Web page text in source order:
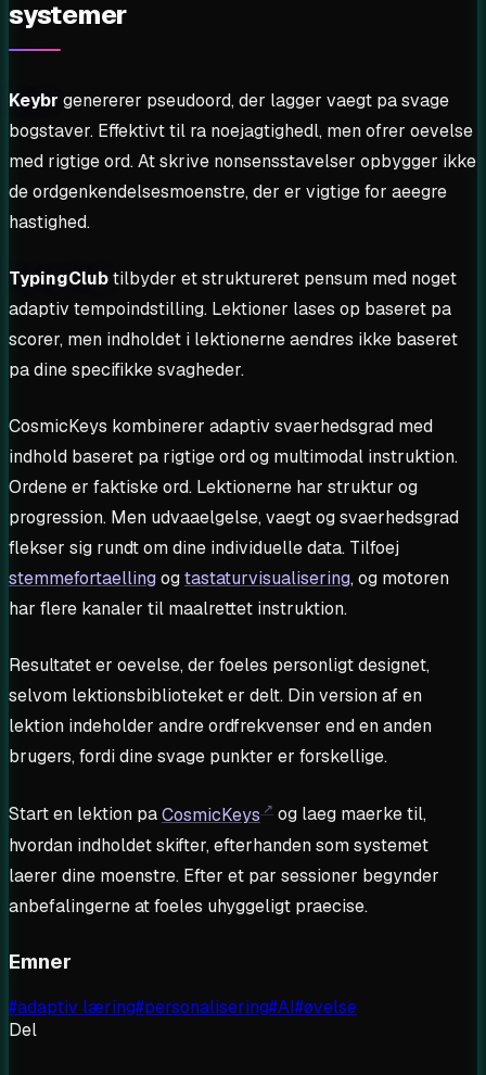
systemer
Keybr genererer pseudoord, der lagger vaegt pa svage
bogstaver. Effektivt til ra noejagtighedl, men ofrer oevelse
med rigtige ord. At skrive nonsensstavelser opbygger ikke
de ordgenkendelsesmoenstre, der er vigtige for aeegre
hastighed.
TypingClubtilbyder et struktureret pensum med noget
adaptiv tempoindstilling. Lektioner lases op baseret pa
scorer, men indholdet i lektionerne aendres ikke baseret
pa dine specifikke svagheder.
CosmicKeys kombinerer adaptiv svaerhedsgrad med
indhold baseret pa rigtige ord og multimodal instruktion.
Ordene er faktiske ord. Lektionerne har struktur og
progression. Men udvaaelgelse, vaegt og svaerhedsgrad
flekser sig rundt om dine individuelle data. Tilfoej
stemmefortaellingogtastaturvisualisering, og motoren
har flere kanaler til maalrettet instruktion.
Resultatet er oevelse, der foeles personligt designet,
selvom lektionsbiblioteket er delt. Din version af en
lektion indeholder andre ordfrekvenser end en anden
brugers, fordi dine svage punkter er forskellige.
Start en lektion paCosmicKeys
og laeg maerke til,
hvordan indholdet skifter, efterhanden som systemet
laerer dine moenstre. Efter et par sessioner begynder
anbefalingerne at foeles uhyggeligt praecise.
Emner
#adaptiv læring#personalisering#AI#øvelse
Del